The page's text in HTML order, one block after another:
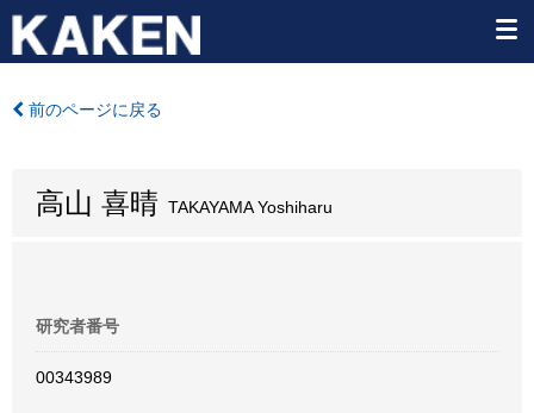
前のページに戻る
高山 喜晴 TAKAYAMA Yoshiharu
研究者番号
00343989